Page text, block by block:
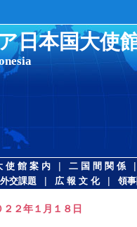
日本国大使
使 館 案 内 | 二 国 間 関 係
交課題 | 広 報 文 化 | 領
２２年１月１８日